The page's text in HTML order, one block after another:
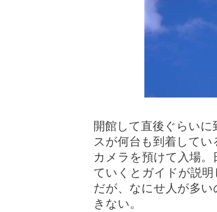
開館して直後ぐらい
スが何台も到着してい
カメラを預けて入場
ていくとガイドが説
だが、なにせ人が多
きない。